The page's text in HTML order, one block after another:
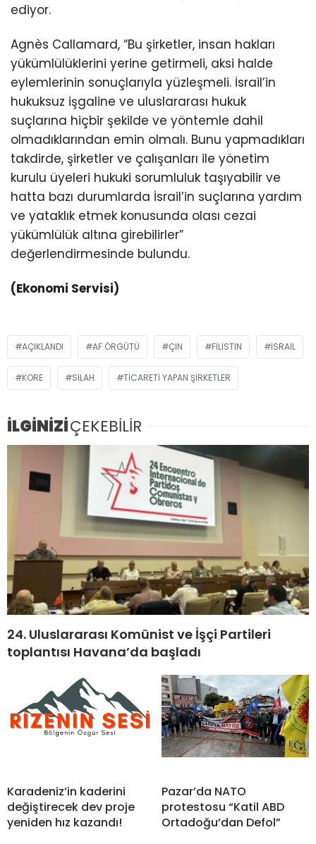
ediyor.
Agnès Callamard, “Bu şirketler, insan hakları
yükümlülüklerini yerine getirmeli, aksi halde
eylemlerinin sonuçlarıyla yüzleşmeli. İsrail’in
hukuksuz işgaline ve uluslararası hukuk
suçlarına hiçbir şekilde ve yöntemle dahil
olmadıklarından emin olmalı. Bunu yapmadıkları
takdirde, şirketler ve çalışanları ile yönetim
kurulu üyeleri hukuki sorumluluk taşıyabilir ve
hatta bazı durumlarda İsrail’in suçlarına yardım
ve yataklık etmek konusunda olası cezai
yükümlülük altına girebilirler”
değerlendirmesinde bulundu.
(Ekonomi Servisi)
AÇIKLANDI AF ÖRGÜTÜ ÇIN FILISTIN ISRAIL
KORE SILAH TICARETI YAPAN ŞIRKETLER
İLGİNİZİÇEKEBİLİR
24. Uluslararası Komünist ve İşçi Partileri
toplantısı Havana’da başladı
Karadeniz’in kaderini
değiştirecek dev proje
yeniden hız kazandı!
Pazar’da NATO
protestosu “Katil ABD
Ortadoğu’dan Defol”